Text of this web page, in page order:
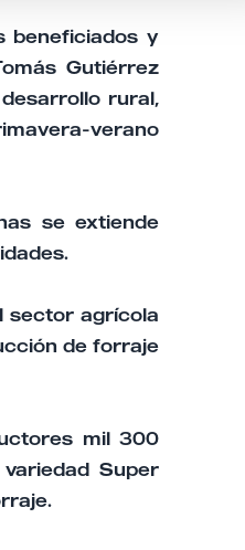
beneficiados y
Gutiérrez
rural,
verano
se extiende
sector agrícola
de forraje
mil 300
Super